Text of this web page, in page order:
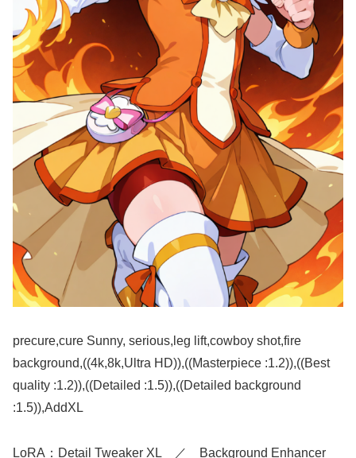
precure,cure Sunny, serious,leg lift,cowboy shot,fire
background,((4k,8k,Ultra HD)),((Masterpiece :1.2)),((Best
quality :1.2)),((Detailed :1.5)),((Detailed background
:1.5)),AddXL
LoRA：Detail Tweaker XL ／ Background Enhancer